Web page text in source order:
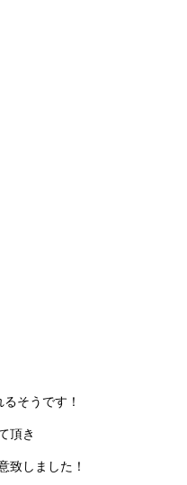
そうです！
頂き
致しました！